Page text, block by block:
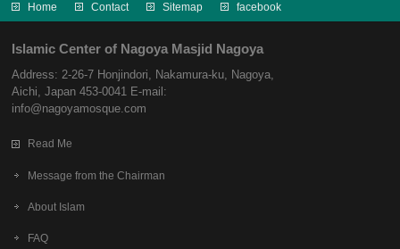
Home Contact Sitemap facebook
Islamic Center of Nagoya Masjid Nagoya
Address: 2-26-7 Honjindori, Nakamura-ku, Nagoya,
Aichi, Japan 453-0041 E-mail:
info@nagoyamosque.com
Read Me
Message from the Chairman
About Islam
FAQ